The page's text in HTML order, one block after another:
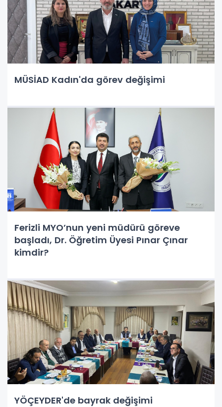
MÜSİAD Kadın'da görev değişimi
Ferizli MYO’nun yeni müdürü göreve
başladı, Dr. Öğretim Üyesi Pınar Çınar
kimdir?
YÖÇEYDER'de bayrak değişimi